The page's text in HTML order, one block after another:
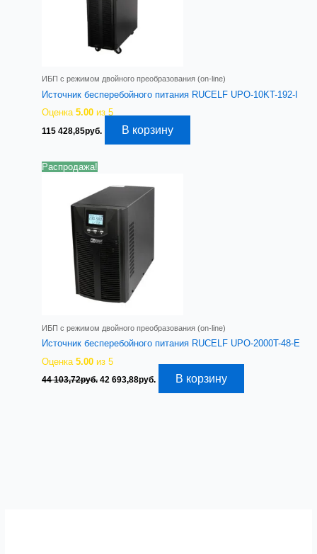
ИБП с режимом двойного преобразования (on-line)
Источник бесперебойного питания RUCELF UPO-10KT-192-I
Оценка5.00 из 5
115 428,85руб. В корзину
Распродажа!
ИБП с режимом двойного преобразования (on-line)
Источник бесперебойного питания RUCELF UPO-2000T-48-E
Оценка5.00 из 5
44 103,72руб. Первоначальная
42 693,88руб. ТекущаяВ корзину